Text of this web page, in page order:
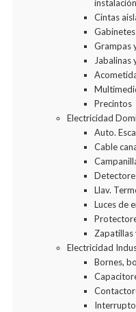
instalación
Cintas
Grampas
Jabalinas
Precintos
Electricidad
Auto.
Cable
Llav.
Luces de
Zapatillas
Electricidad
Bornes,